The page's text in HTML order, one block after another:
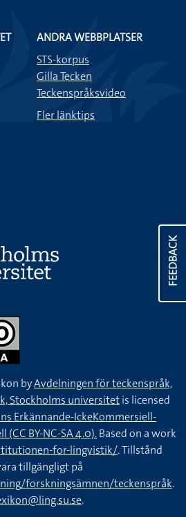
FEEDBACK
ANDRA WEBBPLATSER
STS-korpus
Gilla Tecken
Teckenspråksvideo
Fler länktips
byAvdelningen för teckenspråk,
Stockholms universitetis licensed
Erkännande-IckeKommersiell-
BY-NC-SA 4.0).Based on a work
for-lingvistik/. Tillstånd
tillgängligt på
forskningsämnen/teckenspråk.
.